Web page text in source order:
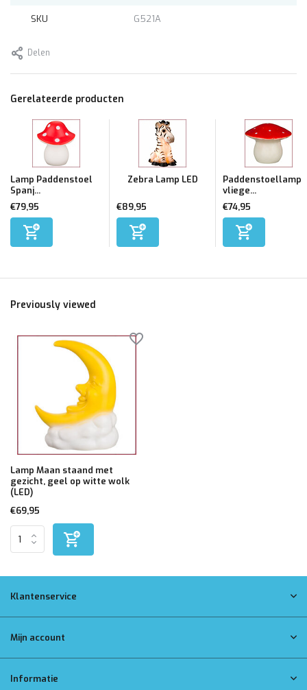
SKU G521A
Delen
Gerelateerde producten
Lamp Paddenstoel
Spanj...
€79,95
Zebra Lamp LED
€89,95
Paddenstoellamp
vliege...
€74,95
Previously viewed
Lamp Maan staand met
gezicht, geel op witte wolk
(LED)
€69,95
Klantenservice
Mijn account
Informatie